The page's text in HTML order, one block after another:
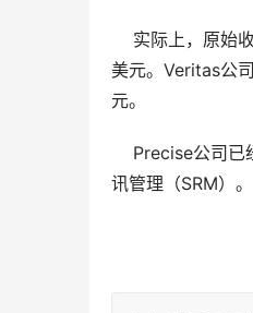
实际上，原始收
美元。Veritas公
元。
Precise公司已
讯管理（SRM）。